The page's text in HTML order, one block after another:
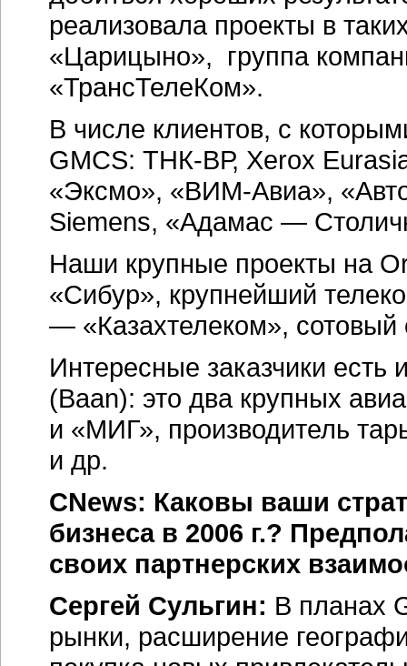
реализовала проекты в
«Царицыно», группа
«ТрансТелеКом».
В числе клиентов, с
GMCS: ТНК-ВР, Xerox
«Эксмо», «ВИМ-Авиа»,
Siemens, «Адамас —
Наши крупные проекты на
«Сибур», крупнейший
— «Казахтелеком»,
Интересные заказчики
(Baan): это два крупных
и «МИГ», производитель
и др.
CNews: Каковы ваши
бизнеса в 2006 г.?
своих партнерских
Сергей Сульгин: В планах
рынки, расширение